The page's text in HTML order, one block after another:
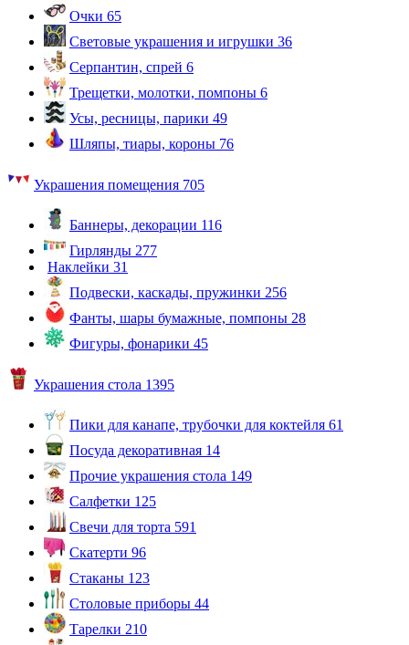
Очки 65
Световые украшения и игрушки 36
Серпантин, спрей 6
Трещетки, молотки, помпоны 6
Усы, ресницы, парики 49
Шляпы, тиары, короны 76
Украшения помещения 705
Баннеры, декорации 116
Гирлянды 277
Наклейки 31
Подвески, каскады, пружинки 256
Фанты, шары бумажные, помпоны 28
Фигуры, фонарики 45
Украшения стола 1395
Пики для канапе, трубочки для коктейля 61
Посуда декоративная 14
Прочие украшения стола 149
Салфетки 125
Свечи для торта 591
Скатерти 96
Стаканы 123
Столовые приборы 44
Тарелки 210